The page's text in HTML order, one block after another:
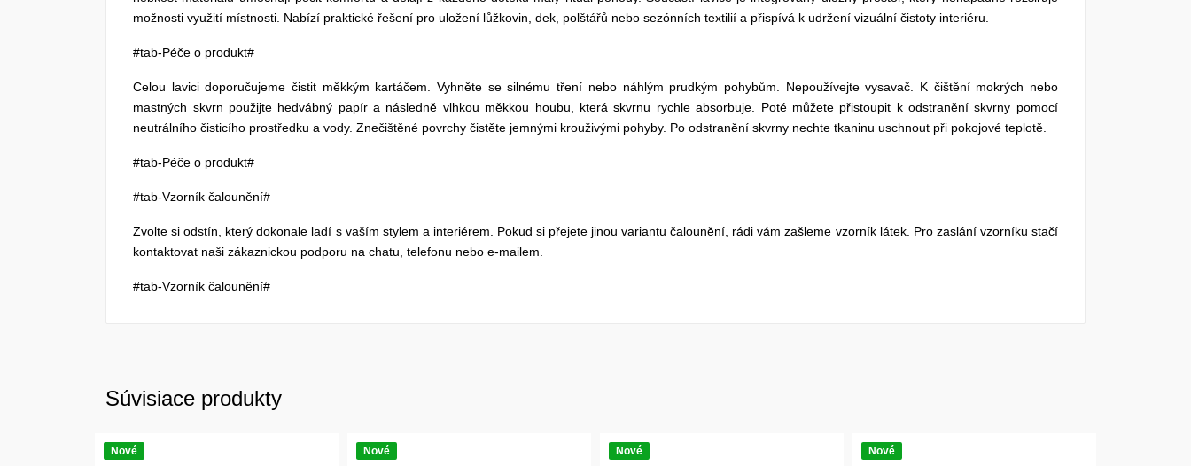
možnosti využití místnosti. Nabízí praktické řešení pro uložení lůžkovin, dek, polštářů nebo sezónních textilií a přispívá k udržení vizuální čistoty interiéru.
#tab-Péče o produkt#
Celou lavici doporučujeme čistit měkkým kartáčem. Vyhněte se silnému tření nebo náhlým prudkým pohybům. Nepoužívejte vysavač. K čištění mokrých nebo
mastných skvrn použijte hedvábný papír a následně vlhkou měkkou houbu, která skvrnu rychle absorbuje. Poté můžete přistoupit k odstranění skvrny pomocí
neutrálního čisticího prostředku a vody. Znečištěné povrchy čistěte jemnými krouživými pohyby. Po odstranění skvrny nechte tkaninu uschnout při pokojové teplotě.
#tab-Péče o produkt#
#tab-Vzorník čalounění#
Zvolte si odstín, který dokonale ladí s vaším stylem a interiérem. Pokud si přejete jinou variantu čalounění, rádi vám zašleme vzorník látek. Pro zaslání vzorníku stačí
kontaktovat naši zákaznickou podporu na chatu, telefonu nebo e-mailem.
#tab-Vzorník čalounění#
Súvisiace produkty
Nové Nové Nové Nové